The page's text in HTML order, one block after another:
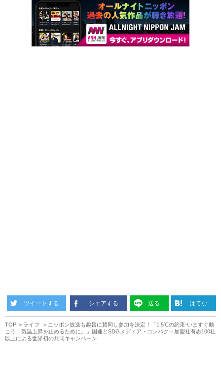
ツイートする シェアする 送る はてな
TOP ライフ
ニッポン放送も趣旨に賛同し参加を決定！「1.5℃の約束-いますぐ動
こう、気温上昇を止めるために。」国連とSDGメディア・コンパクト加盟社有志100社
以上による世界初の共同キャンペーン